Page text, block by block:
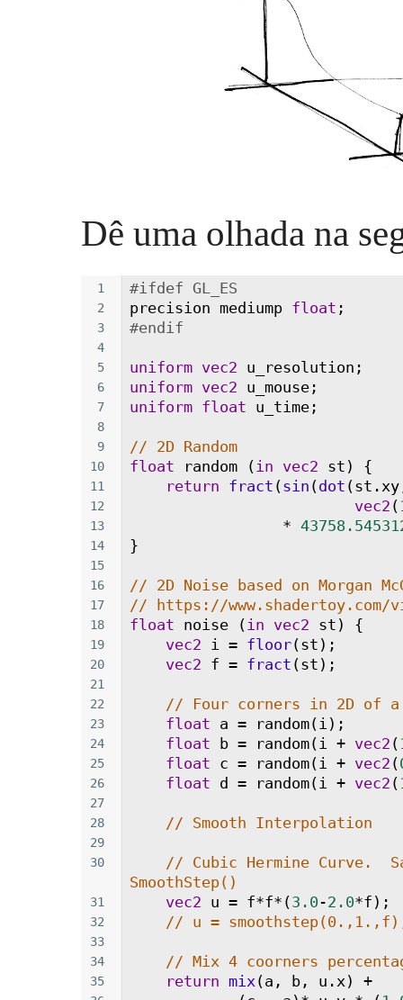
Dê uma olhada na
1 #ifdef GL_ES
2 precision mediump float ;
3 #endif
4
5
uniform vec2 u_resolution ;
6 uniform vec2 u_mouse ;
7 uniform float u_time ;
8
9
// 2D Random
10 float random ( in vec2 st ) {
11 return fract (sin (dot (st . xy
12 vec2 (
13 *
14 }
15
16
// 2D Noise based on Morgan
17 // https://www.shadertoy.com/
18 float noise ( in vec2 st ) {
19 vec2 i = floor(st );
20 vec2 f = fract (st );
21
22
// Four corners in 2D of
23 float a = random( i );
24 float b = random( i + vec2 (
25 float c = random( i + vec2 (
26 float d = random( i + vec2 (
27
28
// Smooth Interpolation
29
30
// Cubic Hermine Curve.
SmoothStep()
31 vec2 u = f*f* (3.0 -2.0*f );
32 // u =
33
34
// Mix 4 coorners
35 return mix (a , b , u . x ) +